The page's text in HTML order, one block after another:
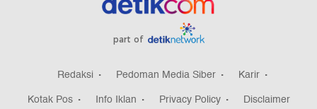
part of
Redaksi Pedoman Media Siber
Karir
Kotak Pos
Info Iklan Privacy Policy Disclaimer